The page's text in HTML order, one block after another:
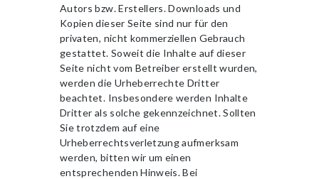
Autors bzw. Erstellers. Downloads und
Kopien dieser Seite sind nur für den
privaten, nicht kommerziellen Gebrauch
gestattet. Soweit die Inhalte auf dieser
Seite nicht vom Betreiber erstellt wurden,
werden die Urheberrechte Dritter
beachtet. Insbesondere werden Inhalte
Dritter als solche gekennzeichnet. Sollten
Sie trotzdem auf eine
Urheberrechtsverletzung aufmerksam
werden, bitten wir um einen
entsprechenden Hinweis. Bei